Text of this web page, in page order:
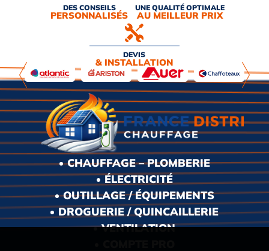
DES CONSEILS
PERSONNALISÉS
UNE QUALITÉ OPTIMALE
AU MEILLEUR PRIX
DEVIS
& INSTALLATION
CHAUFFAGE – PLOMBERIE
ÉLECTRICITÉ
OUTILLAGE / ÉQUIPEMENTS
DROGUERIE / QUINCAILLERIE
VENTILATION